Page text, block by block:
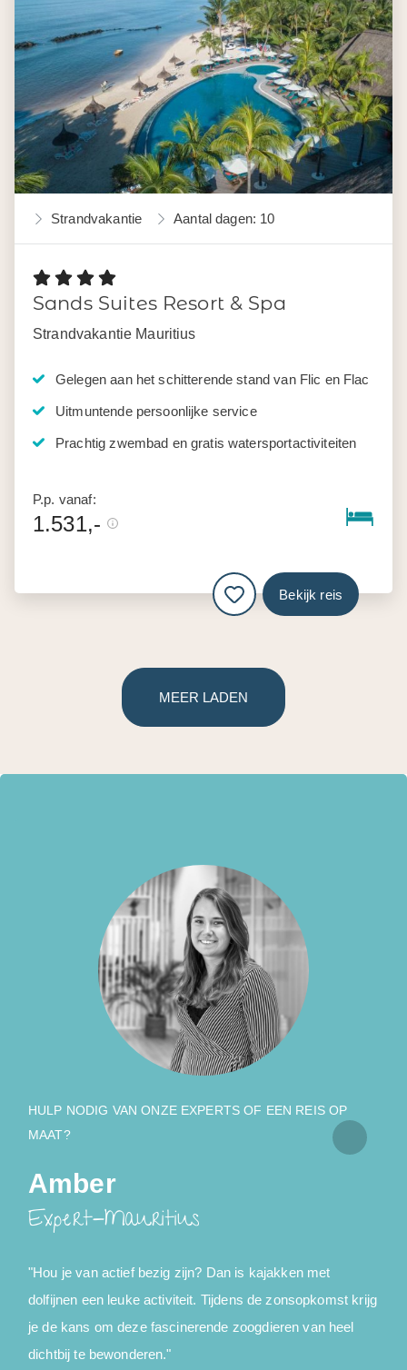
Strandvakantie Aantal dagen: 10
Sands Suites Resort & Spa
Strandvakantie Mauritius
Gelegen aan het schitterende stand van Flic en Flac
Uitmuntende persoonlijke service
Prachtig zwembad en gratis watersportactiviteiten
P.p. vanaf:
1.531,-
Bekijk reis
MEER LADEN
HULP NODIG VAN ONZE EXPERTS OF EEN REIS OP
MAAT?
Amber
Expert-Mauritius
"Hou je van actief bezig zijn? Dan is kajakken met
dolfijnen een leuke activiteit. Tijdens de zonsopkomst krijg
je de kans om deze fascinerende zoogdieren van heel
dichtbij te bewonderen."